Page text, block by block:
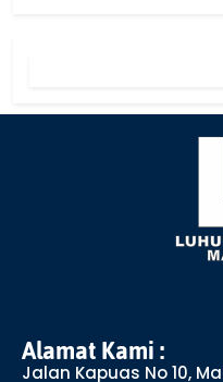
Alamat Kami :
Jalan Kapuas No 10,